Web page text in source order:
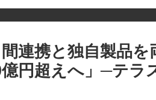
間連携と独自製品
円超えへ」─テラ